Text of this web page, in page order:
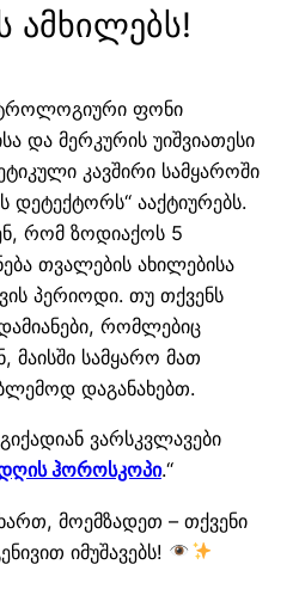
ამხილებს!
ფონი
და მერკურის უიშვიათესი
კავშირი სამყაროში
ააქტიურებს.
რომ ზოდიაქოს 5
თვალების ახილებისა
პერიოდი. თუ თქვენს
რომლებიც
მაისში სამყარო მათ
დაგანახებთ.
ვარსკვლავები
ჰოროსკოპი.“
მოემზადეთ – თქვენი
იმუშავებს!